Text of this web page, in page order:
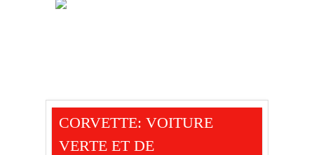
CORVETTE: VOITURE
VERTE ET DE